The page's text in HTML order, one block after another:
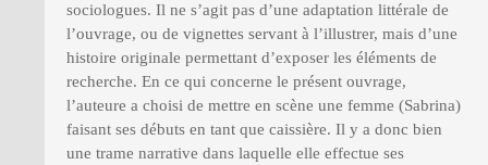
sociologues. Il ne s’agit pas d’une adaptation littérale de
l’ouvrage, ou de vignettes servant à l’illustrer, mais d’une
histoire originale permettant d’exposer les éléments de
recherche. En ce qui concerne le présent ouvrage,
l’auteure a choisi de mettre en scène une femme (Sabrina)
faisant ses débuts en tant que caissière. Il y a donc bien
une trame narrative dans laquelle elle effectue ses